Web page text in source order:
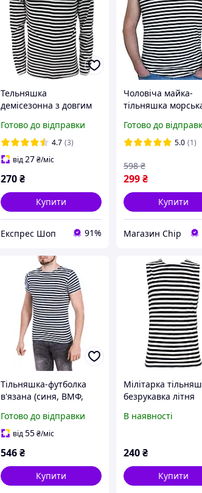
Тельняшка
демісезонна з довгим
розмір 52-60 100%
бавовна висока
зносостійкість 150 г/м²
Готово до відправки
4.7 (3)
від27₴/міс
270₴
Купити
Експрес Шоп 91%
Чоловіча майка-
тільняшка
синя полоса (ГОСТ
25904-83) Бавовна
Готово до
5.0 (1)
299 ₴
598 ₴
Купити
Магазин Chip
Тільняшка-футболка
в'язана (синя, ВМФ,
Готово до відправки
від55₴/міс
546₴
Купити
Мілітарка
безрукавка літня
В наявності
240 ₴
Купити